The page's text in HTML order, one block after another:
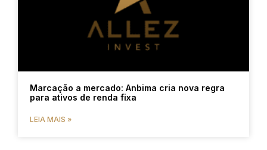
Marcação a mercado: Anbima cria nova regra
para ativos de renda fixa
LEIA MAIS »